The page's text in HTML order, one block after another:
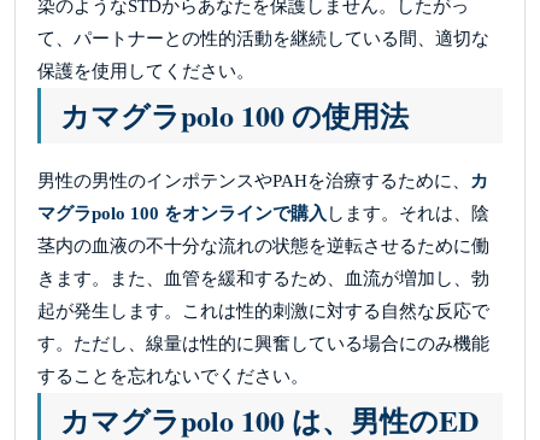
染のようなSTDからあなたを保護しません。したがっ
て、パートナーとの性的活動を継続している間、適切な
保護を使用してください。
カマグラpolo 100 の使用法
男性の男性のインポテンスやPAHを治療するために、
カ
マグラpolo 100 をオンラインで購入 します。それは、陰
茎内の血液の不十分な流れの状態を逆転させるために働
きます。また、血管を緩和するため、血流が増加し、勃
起が発生します。これは性的刺激に対する自然な反応で
す。ただし、線量は性的に興奮している場合にのみ機能
することを忘れないでください。
カマグラpolo 100 は、男性のED